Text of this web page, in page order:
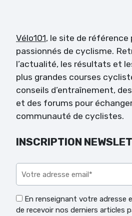
Vélo101, le site de référence
passionnés de cyclisme.
l’actualité, les résultats et
plus grandes courses
conseils d’entraînement,
et des forums pour
communauté de cyclistes.
INSCRIPTION
En renseignant votre adresse
de recevoir nos derniers articles